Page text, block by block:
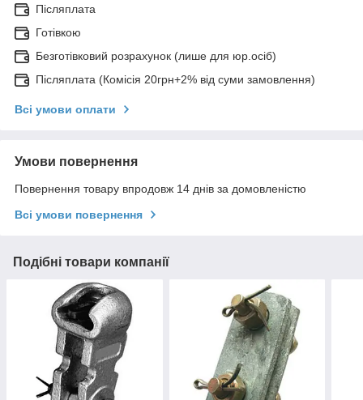
Післяплата
Готівкою
Безготівковий розрахунок (лише для юр.осіб)
Післяплата (Комісія 20грн+2% від суми замовлення)
Всі умови оплати
Умови повернення
Повернення товару впродовж 14 днів за домовленістю
Всі умови повернення
Подібні товари компанії